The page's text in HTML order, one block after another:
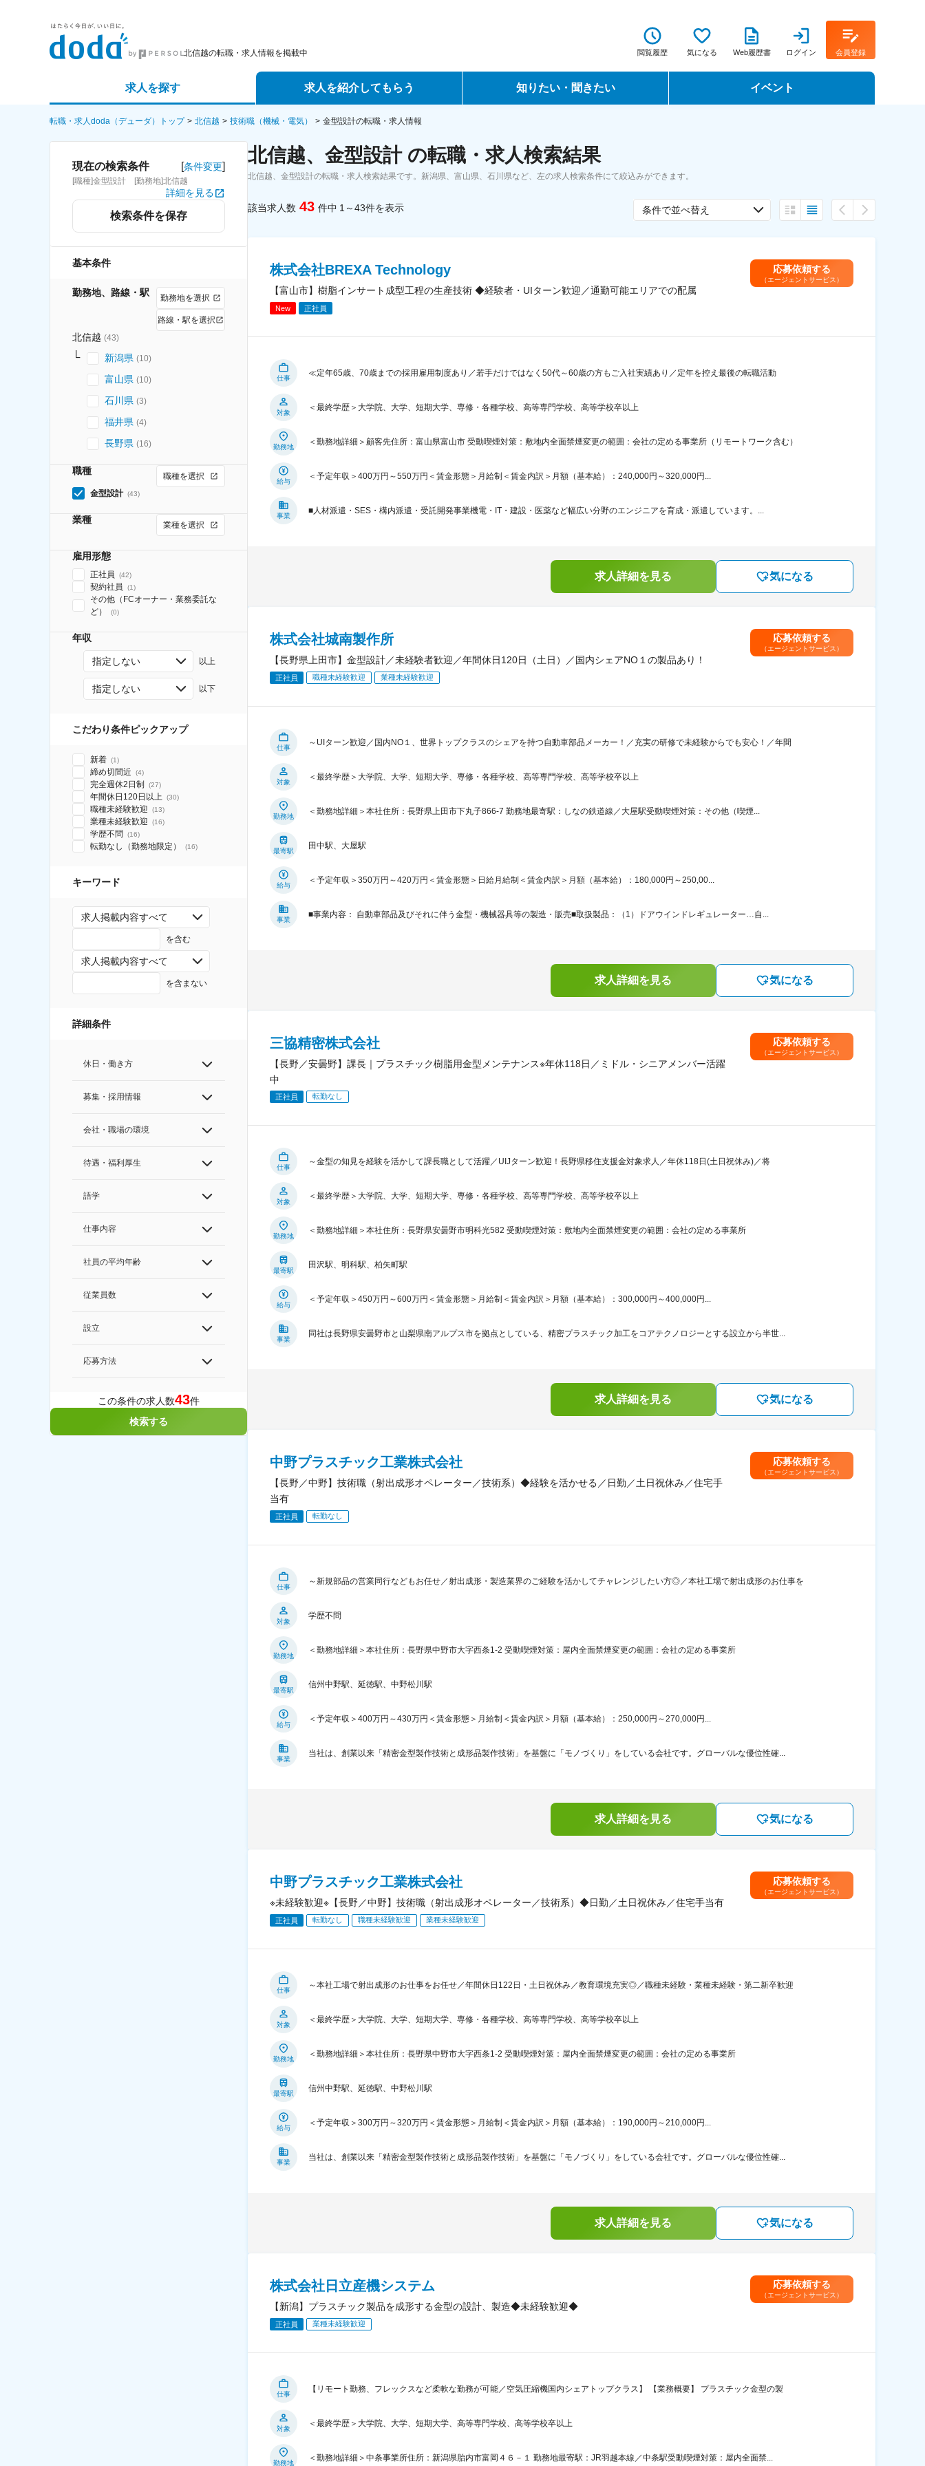
北信越の転職・求人情報を掲載中 閲覧履歴 気になる Web履歴書 ログイン 会員登録
求人を探す
詳細条件から探す
求人特集から探す
求人を紹介してもらう
エージェントサービス
スカウトサービス
知りたい・聞きたい
データで見る転職
イベント
転職・求人doda（デューダ）トップ 北信越 技術職（機械・電気） 金型設計の転職・求人情報
現在の検索条件 [条件変更]
[職種]金型設計 [勤務地]北信越
詳細を見る
検索条件を保存
基本条件
勤務地、路線・駅 勤務地を選択
路線・駅を選択
北信越 (43)
新潟県 (10)
富山県 (10)
石川県 (3)
福井県 (4)
長野県 (16)
職種
職種を選択
金型設計 (43)
業種 業種を選択
雇用形態
正社員 (42)
契約社員 (1)
その他（FCオーナー・業務委託な
ど）
(0)
年収
指定しない 以上
指定しない 以下
こだわり条件ピックアップ
新着 (1)
締め切間近 (4)
完全週休2日制 (27)
年間休日120日以上 (30)
職種未経験歓迎 (13)
業種未経験歓迎 (16)
学歴不問 (16)
転勤なし（勤務地限定） (16)
キーワード
求人掲載内容すべて
を含む
求人掲載内容すべて
を含まない
詳細条件
休日・働き方
募集・採用情報
会社・職場の環境
待遇・福利厚生
語学
仕事内容
社員の平均年齢
従業員数
設立
応募方法
この条件の求人数43件
検索する
北信越、金型設計 の転職・求人検索結果
北信越、金型設計の転職・求人検索結果です。新潟県、富山県、石川県など、左の求人検索条件にて絞込みができます。
該当求人数 43 件中 1～43件を表示 条件で並べ替え
株式会社BREXA Technology
【富山市】樹脂インサート成型工程の生産技術 ◆経験者・UIターン歓迎／通勤可能エリアでの配属
New 正社員
応募依頼する
（エージェントサービス）
仕事
≪定年65歳、70歳までの採用雇用制度あり／若手だけではなく50代～60歳の方もご入社実績あり／定年を控え最後の転職活動
対象
＜最終学歴＞大学院、大学、短期大学、専修・各種学校、高等専門学校、高等学校卒以上
勤務地
＜勤務地詳細＞顧客先住所：富山県富山市 受動喫煙対策：敷地内全面禁煙変更の範囲：会社の定める事業所（リモートワーク含む）
給与
＜予定年収＞400万円～550万円＜賃金形態＞月給制＜賃金内訳＞月額（基本給）：240,000円～320,000円...
事業
■人材派遣・SES・構内派遣・受託開発事業機電・IT・建設・医薬など幅広い分野のエンジニアを育成・派遣しています。...
求人詳細を見る 気になる
株式会社城南製作所
【長野県上田市】金型設計／未経験者歓迎／年間休日120日（土日）／国内シェアNO１の製品あり！
正社員 職種未経験歓迎 業種未経験歓迎
応募依頼する
（エージェントサービス）
仕事
～UIターン歓迎／国内NO１、世界トップクラスのシェアを持つ自動車部品メーカー！／充実の研修で未経験からでも安心！／年間
対象
＜最終学歴＞大学院、大学、短期大学、専修・各種学校、高等専門学校、高等学校卒以上
勤務地
＜勤務地詳細＞本社住所：長野県上田市下丸子866-7 勤務地最寄駅：しなの鉄道線／大屋駅受動喫煙対策：その他（喫煙...
最寄駅
田中駅、大屋駅
給与
＜予定年収＞350万円～420万円＜賃金形態＞日給月給制＜賃金内訳＞月額（基本給）：180,000円～250,00...
事業
■事業内容： 自動車部品及びそれに伴う金型・機械器具等の製造・販売■取扱製品：（1）ドアウインドレギュレーター…自...
求人詳細を見る 気になる
三協精密株式会社
【長野／安曇野】課長｜プラスチック樹脂用金型メンテナンス※年休118日／ミドル・シニアメンバー活躍
中
正社員 転勤なし
応募依頼する
（エージェントサービス）
仕事
～金型の知見を経験を活かして課長職として活躍／UIJターン歓迎！長野県移住支援金対象求人／年休118日(土日祝休み)／将
対象
＜最終学歴＞大学院、大学、短期大学、専修・各種学校、高等専門学校、高等学校卒以上
勤務地
＜勤務地詳細＞本社住所：長野県安曇野市明科光582 受動喫煙対策：敷地内全面禁煙変更の範囲：会社の定める事業所
最寄駅
田沢駅、明科駅、柏矢町駅
給与
＜予定年収＞450万円～600万円＜賃金形態＞月給制＜賃金内訳＞月額（基本給）：300,000円～400,000円...
事業
同社は長野県安曇野市と山梨県南アルプス市を拠点としている、精密プラスチック加工をコアテクノロジーとする設立から半世...
求人詳細を見る 気になる
中野プラスチック工業株式会社
【長野／中野】技術職（射出成形オペレーター／技術系）◆経験を活かせる／日勤／土日祝休み／住宅手
当有
正社員 転勤なし
応募依頼する
（エージェントサービス）
仕事
～新規部品の営業同行などもお任せ／射出成形・製造業界のご経験を活かしてチャレンジしたい方◎／本社工場で射出成形のお仕事を
対象
学歴不問
勤務地
＜勤務地詳細＞本社住所：長野県中野市大字西条1-2 受動喫煙対策：屋内全面禁煙変更の範囲：会社の定める事業所
最寄駅
信州中野駅、延徳駅、中野松川駅
給与
＜予定年収＞400万円～430万円＜賃金形態＞月給制＜賃金内訳＞月額（基本給）：250,000円～270,000円...
事業
当社は、創業以来「精密金型製作技術と成形品製作技術」を基盤に「モノづくり」をしている会社です。グローバルな優位性確...
求人詳細を見る 気になる
中野プラスチック工業株式会社
※未経験歓迎※【長野／中野】技術職（射出成形オペレーター／技術系）◆日勤／土日祝休み／住宅手当有
正社員 転勤なし 職種未経験歓迎 業種未経験歓迎
応募依頼する
（エージェントサービス）
仕事
～本社工場で射出成形のお仕事をお任せ／年間休日122日・土日祝休み／教育環境充実◎／職種未経験・業種未経験・第二新卒歓迎
対象
＜最終学歴＞大学院、大学、短期大学、専修・各種学校、高等専門学校、高等学校卒以上
勤務地
＜勤務地詳細＞本社住所：長野県中野市大字西条1-2 受動喫煙対策：屋内全面禁煙変更の範囲：会社の定める事業所
最寄駅
信州中野駅、延徳駅、中野松川駅
給与
＜予定年収＞300万円～320万円＜賃金形態＞月給制＜賃金内訳＞月額（基本給）：190,000円～210,000円...
事業
当社は、創業以来「精密金型製作技術と成形品製作技術」を基盤に「モノづくり」をしている会社です。グローバルな優位性確...
求人詳細を見る 気になる
株式会社日立産機システム
【新潟】プラスチック製品を成形する金型の設計、製造◆未経験歓迎◆
正社員 業種未経験歓迎
応募依頼する
（エージェントサービス）
仕事
【リモート勤務、フレックスなど柔軟な勤務が可能／空気圧縮機国内シェアトップクラス】 【業務概要】 プラスチック金型の製
対象
＜最終学歴＞大学院、大学、短期大学、高等専門学校、高等学校卒以上
勤務地
＜勤務地詳細＞中条事業所住所：新潟県胎内市富岡４６－１ 勤務地最寄駅：JR羽越本線／中条駅受動喫煙対策：屋内全面禁...